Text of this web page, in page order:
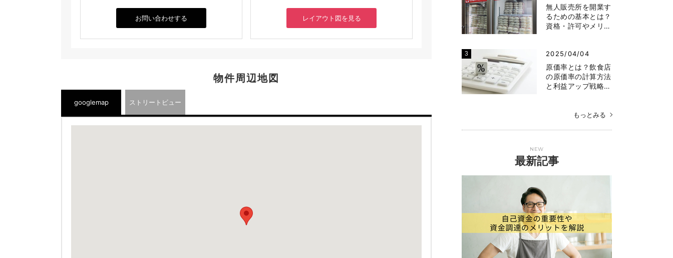
お問い合わせする レイアウト図を見る
物件周辺地図
googlemap ストリートビュー
無人販売所を開業す
るための基本とは？
資格・許可やメリ…
2025/04/04
原価率とは？飲食店
の原価率の計算方法
と利益アップ戦略…
もっとみる
NEW
最新記事